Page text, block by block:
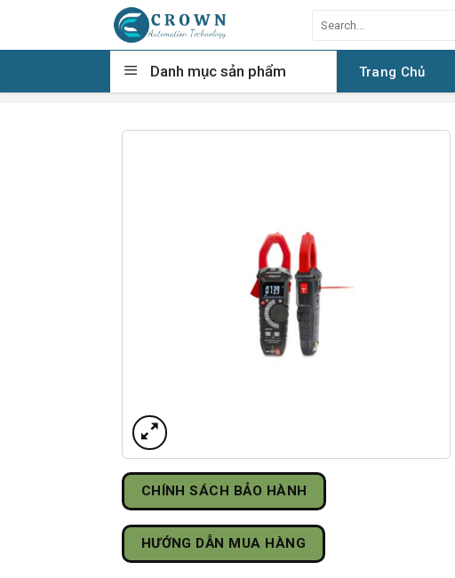
content
for:
Danh mục sản phẩm Trang Chủ
CHÍNH SÁCH BẢO HÀNH
HƯỚNG DẪN MUA HÀNG